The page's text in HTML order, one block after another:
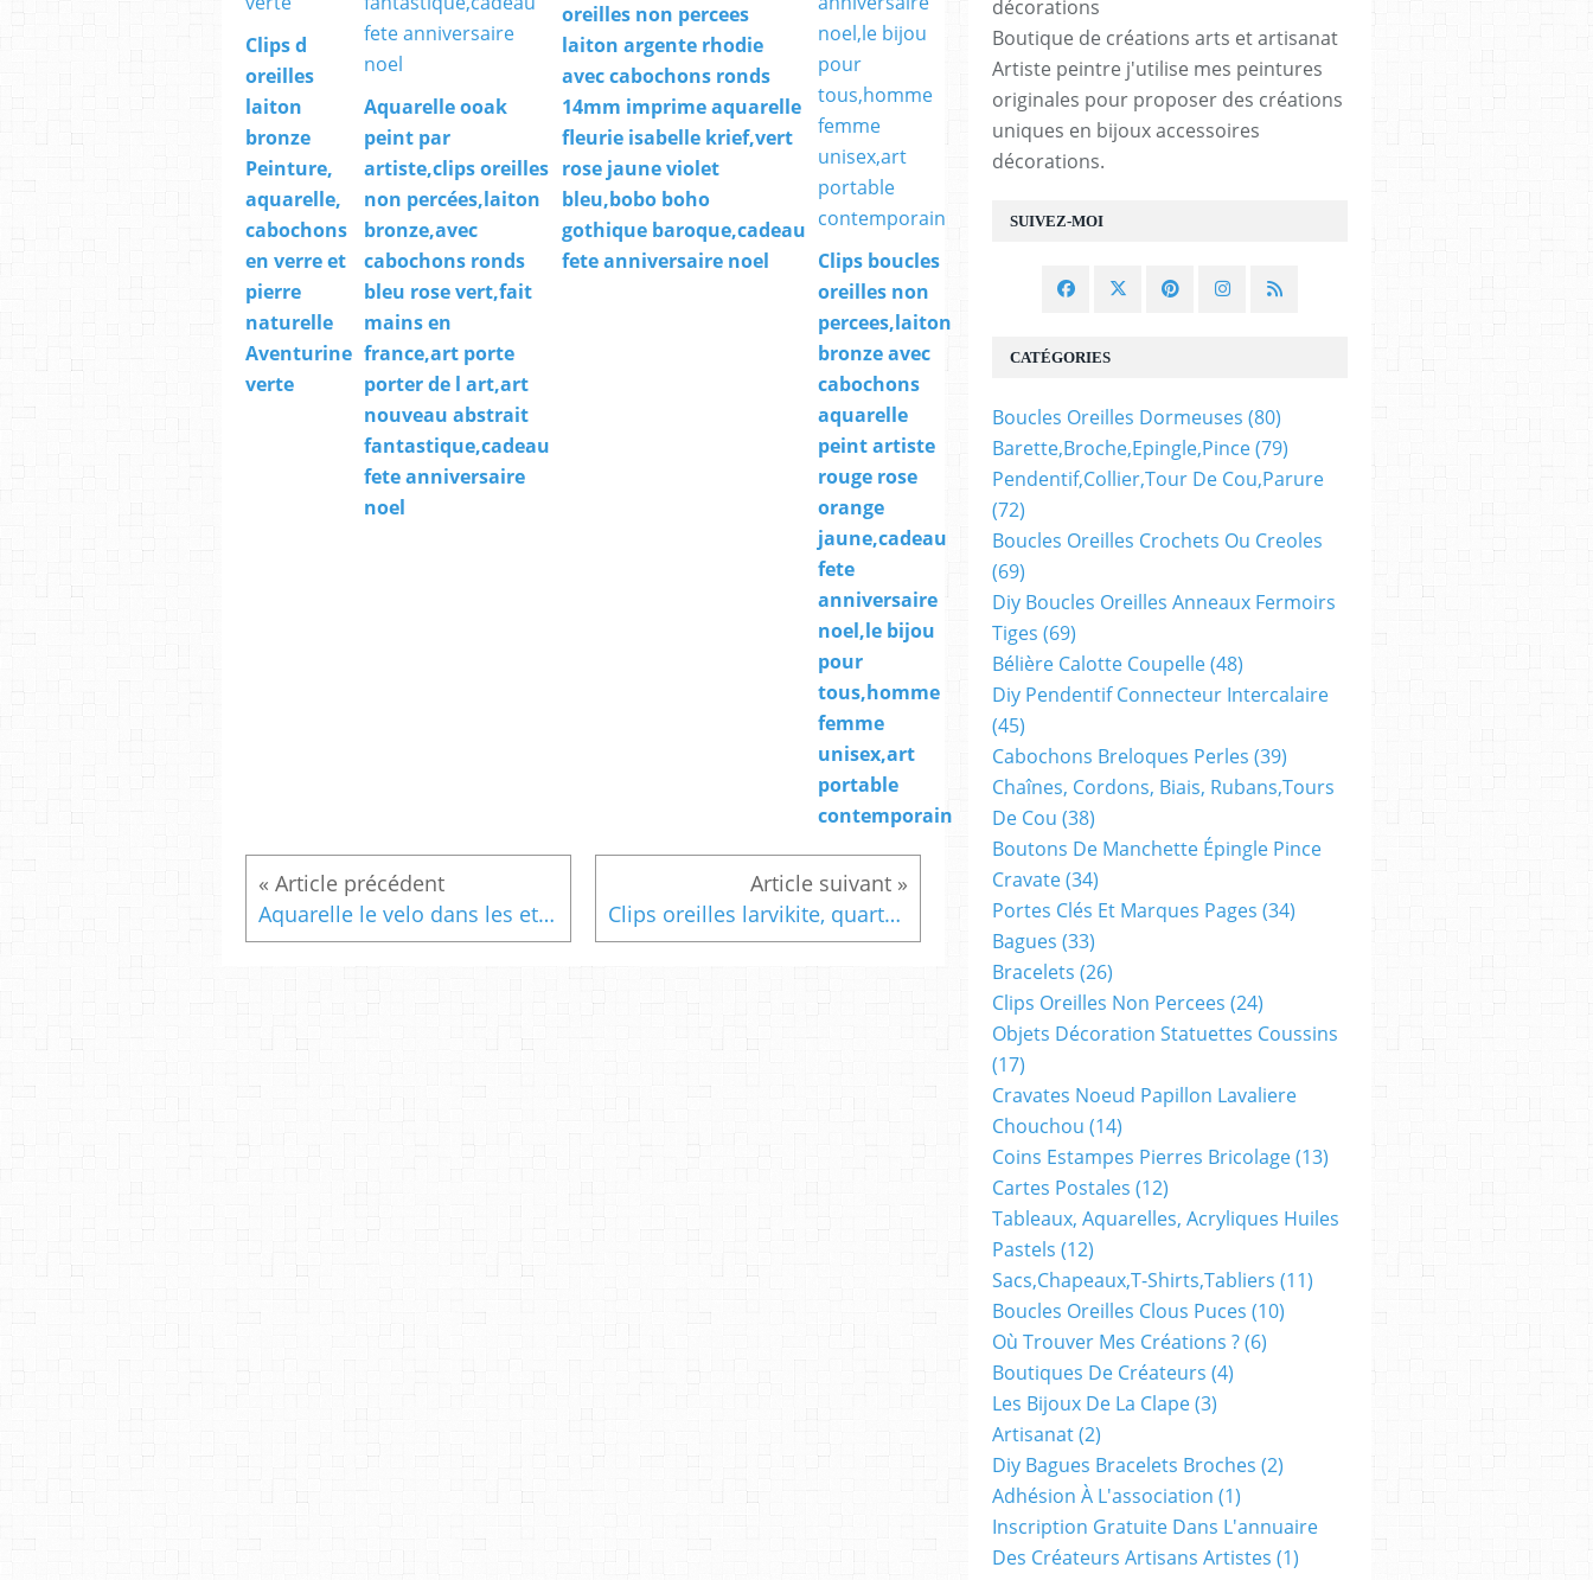
Clips d
oreilles
laiton
bronze
Peinture,
aquarelle,
cabochons
en verre et
pierre
naturelle
Aventurine
verte
Aquarelle ooak
peint par
artiste,clips oreilles
non percées,laiton
bronze,avec
cabochons ronds
bleu rose vert,fait
mains en
france,art porte
porter de l art,art
nouveau abstrait
fantastique,cadeau
fete anniversaire
noel
oreilles non percees
laiton argente rhodie
avec cabochons ronds
14mm imprime aquarelle
fleurie isabelle krief,vert
rose jaune violet
bleu,bobo boho
gothique baroque,cadeau
fete anniversaire noel
Clips boucles
oreilles non
percees,laiton
bronze avec
cabochons
aquarelle
peint artiste
rouge rose
orange
jaune,cadeau
fete
anniversaire
noel,le bijou
pour
tous,homme
femme
unisex,art
portable
contemporain
Aquarelle le velo dans les etoiles,art abstrait contemporain,surrealiste colore,oeuvre originale signature de l artiste,peinture intuitive art therapie,cadeau decoration interieur Clips oreilles larvikite, quartz noir gris avec pendentifs rectangle peinture violet rose blanc,art abstrait contemporain,fait mains en france,cadeau fete anniversaire noel,bijou isabelle krief creations
SUIVEZ-MOI
Boutique de créations arts et artisanat
Artiste peintre j'utilise mes peintures
originales pour proposer des créations
uniques en bijoux accessoires
décorations.
CATÉGORIES
Boucles Oreilles Dormeuses (80)
Barette,broche,epingle,pince(79)
Pendentif,collier,tour De Cou,parure
(72)
Boucles Oreilles Crochets Ou Creoles
(69)
Diy Boucles Oreilles Anneaux Fermoirs
Tiges (69)
Bélière Calotte Coupelle(48)
Diy Pendentif Connecteur Intercalaire
(45)
Cabochons Breloques Perles (39)
Chaînes, Cordons, Biais, Rubans,tours
De Cou (38)
Boutons De Manchette Épingle Pince
Cravate(34)
Portes Clés Et Marques Pages (34)
Bagues (33)
Bracelets (26)
Clips Oreilles Non Percees (24)
Objets Décoration Statuettes Coussins
(17)
Cravates Noeud Papillon Lavaliere
Chouchou (14)
Coins Estampes Pierres Bricolage(13)
Cartes Postales (12)
Tableaux, Aquarelles, Acryliques Huiles
Pastels (12)
Sacs,chapeaux,t-Shirts,tabliers (11)
Boucles Oreilles Clous Puces (10)
Où Trouver Mes Créations ?(6)
Boutiques De Créateurs (4)
Les Bijoux De La Clape(3)
Artisanat(2)
Diy Bagues Bracelets Broches (2)
Adhésion À L'association (1)
Inscription Gratuite Dans L'annuaire
Des Créateurs Artisans Artistes (1)